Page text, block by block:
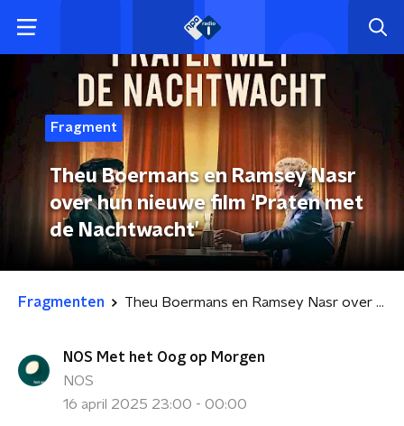
Fragment
Theu Boermans en Ramsey Nasr
over hun nieuwe film ‘Praten met
de Nachtwacht’
Fragmenten Theu Boermans en Ramsey Nasr over hun nieuwe film ‘Praten met de Nachtwacht’
NOS Met het Oog op Morgen
NOS
16 april 2025 23:00 - 00:00